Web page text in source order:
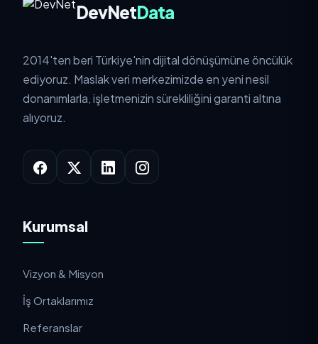
DevNetData
2014'ten beri Türkiye'nin dijital dönüşümüne öncülük
ediyoruz. Maslak veri merkezimizde en yeni nesil
donanımlarla, işletmenizin sürekliliğini garanti altına
alıyoruz.
Kurumsal
Vizyon & Misyon
İş Ortaklarımız
Referanslar